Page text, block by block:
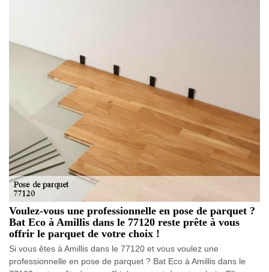
Voulez-vous une professionnelle en pose de parquet ?
Bat Eco à Amillis dans le 77120 reste prête à vous
offrir le parquet de votre choix !
Si vous êtes à Amillis dans le 77120 et vous voulez une
professionnelle en pose de parquet ? Bat Eco à Amillis dans le